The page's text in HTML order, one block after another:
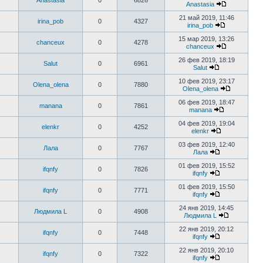
Anastasia
irina_pob 0 4327
21 май 2019, 11:46
irina_pob
chanceux 0 4278
15 мар 2019, 13:26
chanceux
Salut 0 6961
26 фев 2019, 18:19
Salut
Olena_olena 0 7880
10 фев 2019, 23:17
Olena_olena
manana 0 7861
06 фев 2019, 18:47
manana
elenkr 0 4252
04 фев 2019, 19:04
elenkr
Лала 0 7767
03 фев 2019, 12:40
Лала
ifqnfy 0 7826
01 фев 2019, 15:52
ifqnfy
ifqnfy 0 7771
01 фев 2019, 15:50
ifqnfy
Людмила L 0 4908
24 янв 2019, 14:45
Людмила L
ifqnfy 0 7448
22 янв 2019, 20:12
ifqnfy
ifqnfy 0 7322
22 янв 2019, 20:10
ifqnfy